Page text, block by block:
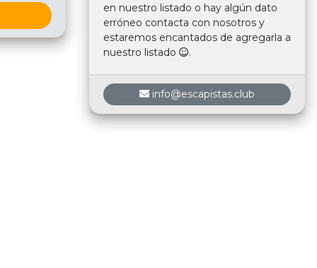
en nuestro listado o hay algún dato
erróneo contacta con nosotros y
estaremos encantados de agregarla a
nuestro listado
.
info@escapistas.club